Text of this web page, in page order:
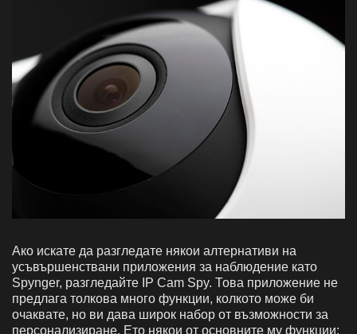
Ако искате да разгледате някои алтернативи на
усъвършенствани приложения за наблюдение като
Spynger, разгледайте IP Cam Spy. Това приложение не
предлага толкова много функции, колкото може би
очаквате, но ви дава широк набор от възможности за
персонализиране. Ето някои от основните му функции: